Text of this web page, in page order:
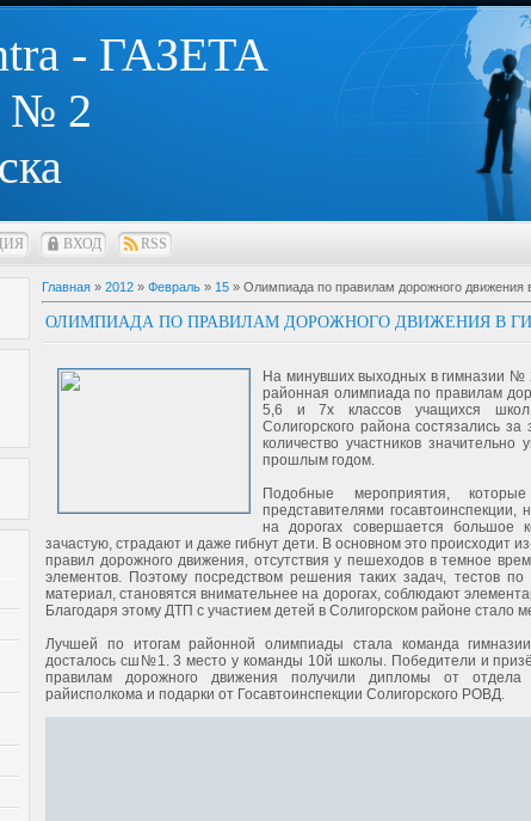
- ГАЗЕТА
№ 2
ВХОД RSS
Главная » 2012 » Февраль » 15 » Олимпиада по правилам дорожного движения
ОЛИМПИАДА ПО ПРАВИЛАМ ДОРОЖНОГО ДВИЖЕНИЯ В
На минувших выходных в гимназии №
районная олимпиада по правилам
5,6 и 7х классов учащихся школ
Солигорского района состязались
количество участников
прошлым годом.
Подобные мероприятия,
представителями
на дорогах совершается большое
зачастую, страдают и даже гибнут дети. В основном это происходит
правил дорожного движения, отсутствия у пешеходов в темное
элементов. Поэтому посредством решения таких задач, тестов
материал, становятся внимательнее на дорогах, соблюдают
Благодаря этому ДТП с участием детей в Солигорском районе стало
Лучшей по итогам районной олимпиады стала команда
досталось сш№1. 3 место у команды 10й школы. Победители и
правилам дорожного движения получили дипломы от отдела
райисполкома и подарки от Госавтоинспекции Солигорского РОВД.